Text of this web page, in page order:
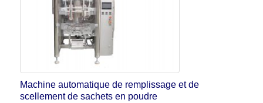
Machine automatique de remplissage et de
scellement de sachets en poudre